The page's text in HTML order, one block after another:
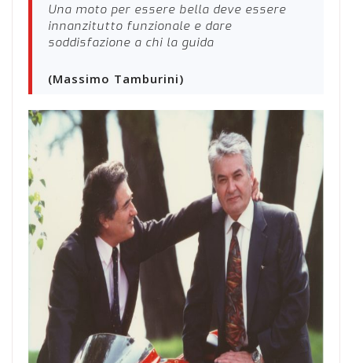
Una moto per essere bella deve essere
innanzitutto funzionale e dare
soddisfazione a chi la guida
(Massimo Tamburini)